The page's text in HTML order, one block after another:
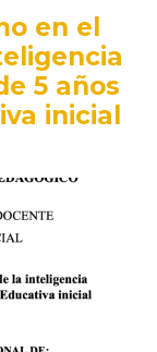
en el
5 años
inicial